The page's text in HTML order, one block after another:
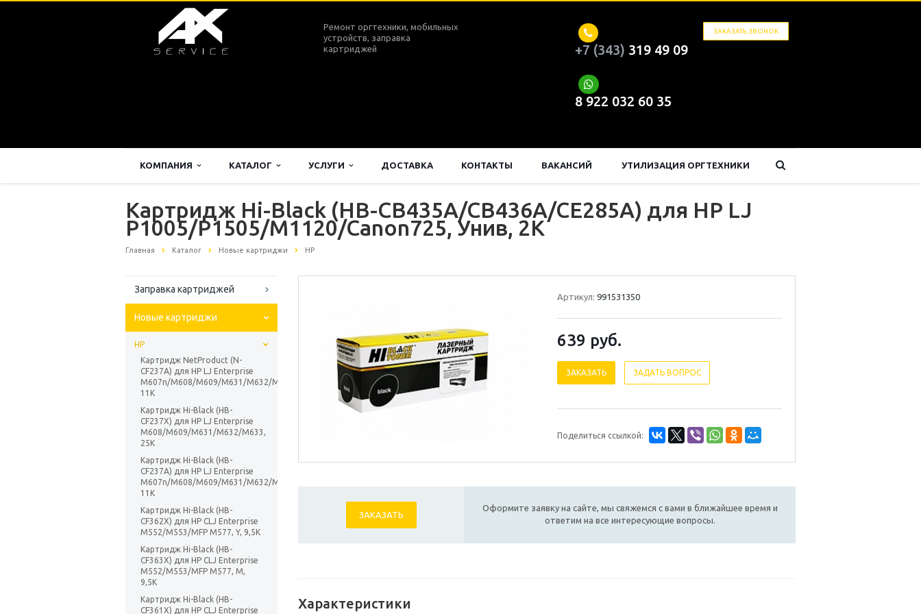
Ремонт оргтехники, мобильных
устройств, заправка
картриджей
ЗАКАЗАТЬ ЗВОНОК
+7 (343) 319 49 09
8 922 032 60 35
КОМПАНИЯ КАТАЛОГ УСЛУГИ ДОСТАВКА КОНТАКТЫ ВАКАНСИЙ УТИЛИЗАЦИЯ ОРГТЕХНИКИ
Картридж Hi-Black (HB-CB435A/CB436A/CE285A) для HP LJ
P1005/P1505/M1120/Canon725, Унив, 2K
Главная Каталог Новые картриджи HP
Заправка картриджей
Новые картриджи
HP
Картридж NetProduct (N-
CF237A) для HP LJ Enterprise
M607n/M608/M609/M631/M632/M633,
11K
Картридж Hi-Black (HB-
CF237X) для HP LJ Enterprise
M608/M609/M631/M632/M633,
25K
Картридж Hi-Black (HB-
CF237A) для HP LJ Enterprise
M607n/M608/M609/M631/M632/M633,
11K
Картридж Hi-Black (HB-
CF362X) для HP CLJ Enterprise
M552/M553/MFP M577, Y, 9,5K
Картридж Hi-Black (HB-
CF363X) для HP CLJ Enterprise
M552/M553/MFP M577, M,
9,5K
Картридж Hi-Black (HB-
CF361X) для HP CLJ Enterprise
Артикул: 991531350
639 руб.
ЗАКАЗАТЬ ЗАДАТЬ ВОПРОС
Поделиться ссылкой:
ЗАКАЗАТЬ
Оформите заявку на сайте, мы свяжемся с вами в ближайшее время и
ответим на все интересующие вопросы.
Характеристики